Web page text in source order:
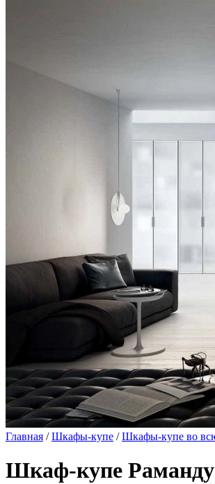
Главная /Шкафы-купе /Шкафы-купе во
Шкаф-купе Раманду